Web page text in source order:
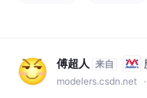
傅超人 来自
modelers.csdn.net